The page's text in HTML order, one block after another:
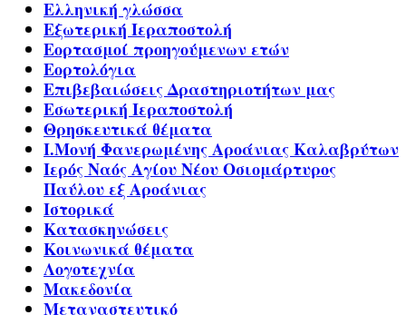
Ελληνική γλώσσα
Εξωτερική Ιεραποστολή
Εορτασμοί προηγούμενων ετών
Εορτολόγια
Επιβεβαιώσεις Δραστηριοτήτων μας
Εσωτερική Ιεραποστολή
Θρησκευτικά θέματα
Ι.Μονή Φανερωμένης Αροάνιας Καλαβρύτων
Ιερός Ναός Αγίου Νέου Οσιομάρτυρος
Παύλου εξ Αροάνιας
Ιστορικά
Κατασκηνώσεις
Κοινωνικά θέματα
Λογοτεχνία
Μακεδονία
Μεταναστευτικό